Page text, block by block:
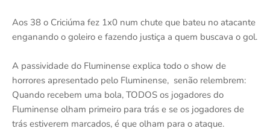
Aos 38 o Criciúma fez 1x0 num chute que bateu no atacante
enganando o goleiro e fazendo justiça a quem buscava o gol.
A passividade do Fluminense explica todo o show de
horrores apresentado pelo Fluminense, senão relembrem:
Quando recebem uma bola, TODOS os jogadores do
Fluminense olham primeiro para trás e se os jogadores de
trás estiverem marcados, é que olham para o ataque.